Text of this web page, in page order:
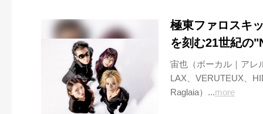
極東ファロスキ
を刻む21世紀の
宙也（ボーカル｜アレ
LAX、VERUTEUX、
Raglaia）...more